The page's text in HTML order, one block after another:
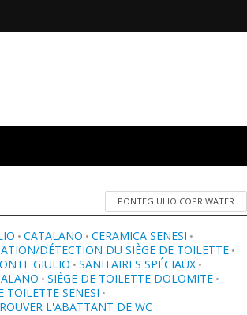
PONTEGIULIO COPRIWATER
• CATALANO • CERAMICA SENESI •
DÉTECTION DU SIÈGE DE TOILETTE •
GIULIO • SANITAIRES SPÉCIAUX •
• SIÈGE DE TOILETTE DOLOMITE •
TOILETTE SENESI •
L'ABATTANT DE WC